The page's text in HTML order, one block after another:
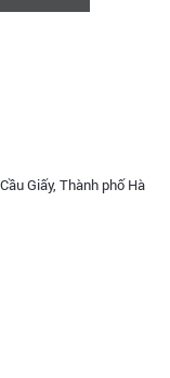
Giấy, Thành phố Hà